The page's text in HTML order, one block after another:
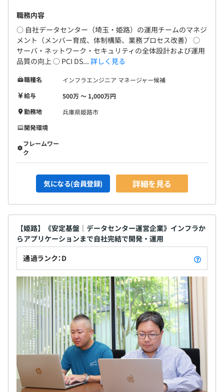
職務内容
○ 自社データセンター（埼玉・姫路）の運用チームのマネジ
メント（メンバー育成、体制構築、業務プロセス改善） ○
サーバ・ネットワーク・セキュリティの全体設計および運用
品質の向上 ○ PCI DS... 詳しく見る
職種名
インフラエンジニア マネージャー候補
給与
500万 〜 1,000万円
勤務地
兵庫県姫路市
開発環境
フレームワー
ク
気になる(会員登録) 詳細を見る
【姫路】《安定基盤｜データセンター運営企業》インフラか
らアプリケーションまで自社完結で開発・運用
通過ランク：D